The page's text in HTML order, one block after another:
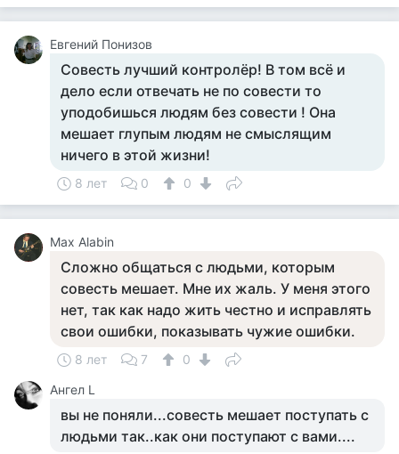
Евгений Понизов
Совесть лучший контролёр! В том всё и
дело если отвечать не по совести то
уподобишься людям без совести ! Она
мешает глупым людям не смыслящим
ничего в этой жизни!
8 лет 0 0
Max Alabin
Сложно общаться с людьми, которым
совесть мешает. Мне их жаль. У меня этого
нет, так как надо жить честно и исправлять
свои ошибки, показывать чужие ошибки.
8 лет 7
0
Ангел L
вы не поняли...совесть мешает поступать с
людьми так..как они поступают с вами....